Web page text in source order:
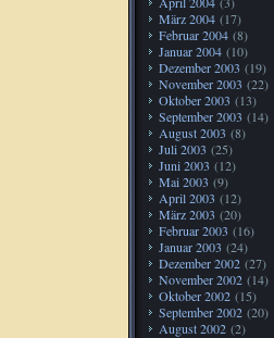
März 2004 (17)
Februar 2004 (8)
Januar 2004 (10)
Dezember 2003 (19)
November 2003 (22)
Oktober 2003 (13)
September 2003 (14)
August 2003 (8)
Juli 2003 (25)
Juni 2003 (12)
Mai 2003 (9)
April 2003 (12)
März 2003 (20)
Februar 2003 (16)
Januar 2003 (24)
Dezember 2002 (27)
November 2002 (14)
Oktober 2002 (15)
September 2002 (20)
August 2002 (2)